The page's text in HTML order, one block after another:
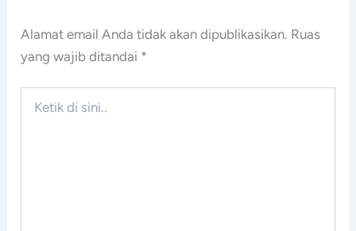
Alamat email Anda tidak akan dipublikasikan. Ruas
yang wajib ditandai *